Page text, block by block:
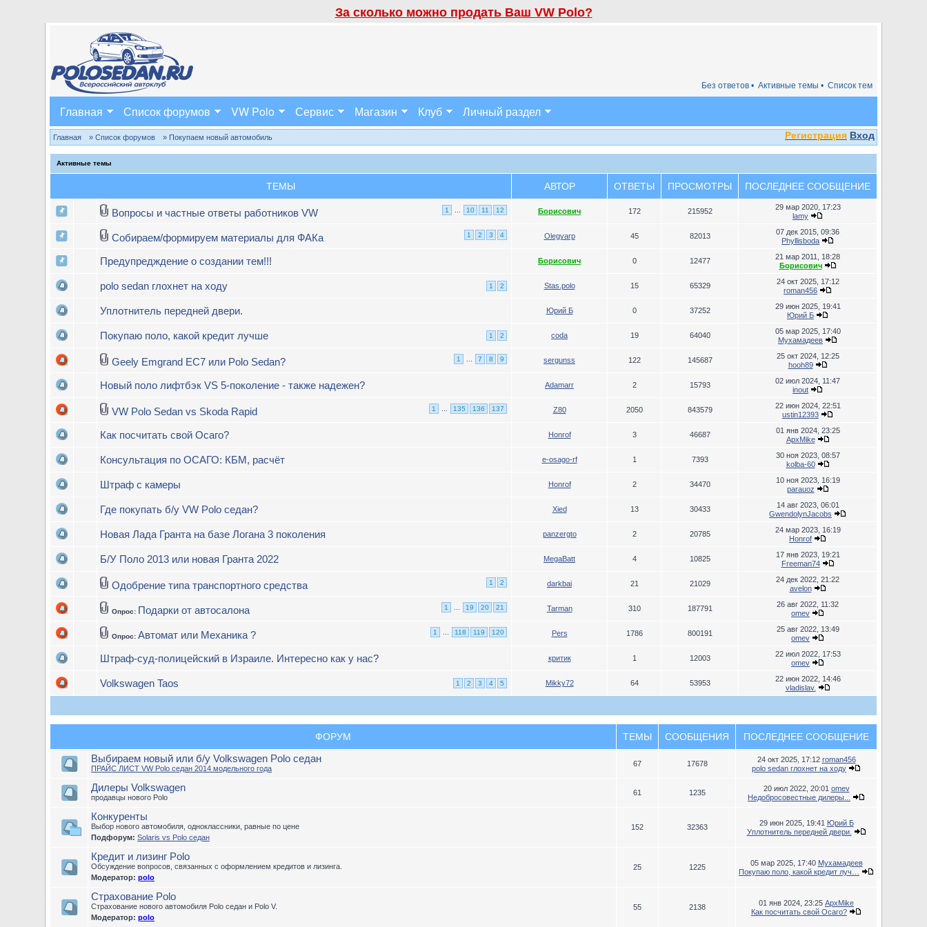
За сколько можно продать Ваш VW Polo?
Список тем
Активные темы •
Без ответов •
Главная Список форумов VW Polo Сервис Магазин Клуб Личный раздел
Регистрация Вход
Главная » Список форумов » Покупаем новый автомобиль
Активные темы
ТЕМЫ АВТОР ОТВЕТЫ ПРОСМОТРЫ ПОСЛЕДНЕЕ СООБЩЕНИЕ
Вопросы и частные ответы работников VW 1 10 11 12 Борисович 172 215952
29 мар 2020, 17:23
lamy
Собираем/формируем материалы для ФАКа 1 2 3 4 Olegyarp 45 82013
07 дек 2015, 09:36
Phyllisboda
Предупредждение о создании тем!!! Борисович 0 12477
21 мар 2011, 18:28
Борисович
polo sedan глохнет на ходу 1 2 Stas.polo 15 65329
24 окт 2025, 17:12
roman456
Уплотнитель передней двери. Юрий Б 0 37252
29 июн 2025, 19:41
Юрий Б
Покупаю поло, какой кредит лучше 1 2 coda 19 64040
05 мар 2025, 17:40
Мухамадеев
Geely Emgrand EC7 или Polo Sedan? 1 7 8 9 sergunss 122 145687
25 окт 2024, 12:25
hooh89
Новый поло лифтбэк VS 5-поколение - также надежен? Adamarr 2 15793
02 июл 2024, 11:47
inout
VW Polo Sedan vs Skoda Rapid 1 135 136 137 Z80 2050 843579
22 июн 2024, 22:51
ustin12393
Как посчитать свой Осаго? Honrof 3 46687
01 янв 2024, 23:25
ApxMike
Консультация по ОСАГО: КБМ, расчёт e-osago-rf 1 7393
30 ноя 2023, 08:57
kolba-60
Штраф с камеры Honrof 2 34470
10 ноя 2023, 16:19
parauoz
Где покупать б/у VW Polo седан? Xied 13 30433
14 авг 2023, 06:01
GwendolynJacobs
Новая Лада Гранта на базе Логана 3 поколения panzergto 2 20785
24 мар 2023, 16:19
Honrof
Б/У Поло 2013 или новая Гранта 2022 MegaBatt 4 10825
17 янв 2023, 19:21
Freeman74
Одобрение типа транспортного средства 1 2 darkbai 21 21029
24 дек 2022, 21:22
avelon
Опрос: Подарки от автосалона 1 19 20 21 Tarman 310 187791
26 авг 2022, 11:32
omev
Опрос: Автомат или Механика ? 1 118 119 120 Pers 1786 800191
25 авг 2022, 13:49
omev
Штраф-суд-полицейский в Израиле. Интересно как у нас? критик 1 12003
22 июл 2022, 17:53
omev
Volkswagen Taos 1 2 3 4 5 Mikky72 64 53953
22 июн 2022, 14:46
vladislav.
ФОРУМ ТЕМЫ СООБЩЕНИЯ ПОСЛЕДНЕЕ СООБЩЕНИЕ
Выбираем новый или б/у Volkswagen Polo седан
ПРАЙС ЛИСТ VW Polo седан 2014 модельного года
67 17678 24 окт 2025, 17:12 roman456
polo sedan глохнет на ходу
Дилеры Volkswagen
продавцы нового Polo
61 1235 20 июл 2022, 20:01 omev
Недобросовестные дилеры...
Конкуренты
Выбор нового автомобиля, одноклассники, равные по цене
Подфорум: Solaris vs Polo седан
152 32363 29 июн 2025, 19:41 Юрий Б
Уплотнитель передней двери.
Кредит и лизинг Polo
Обсуждение вопросов, связанных с оформлением кредитов и лизинга.
Модератор: polo
25 1225 05 мар 2025, 17:40 Мухамадеев
Покупаю поло, какой кредит луч…
Страхование Polo
Страхование нового автомобиля Polo седан и Polo V.
Модератор: polo
55 2138 01 янв 2024, 23:25 ApxMike
Как посчитать свой Осаго?